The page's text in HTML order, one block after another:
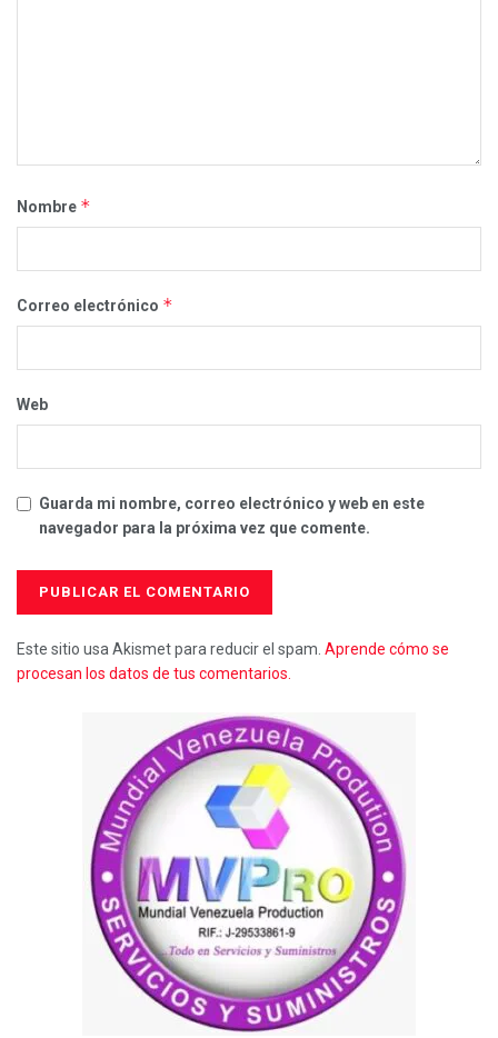
Nombre *
Correo electrónico *
Web
Guarda mi nombre, correo electrónico y web en este
navegador para la próxima vez que comente.
Este sitio usa Akismet para reducir el spam. Aprende cómo se
procesan los datos de tus comentarios.